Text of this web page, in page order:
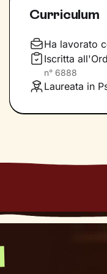
aiutandoti a far
definiscono ma
Questo ti
individuare
Curriculum
Ha lavorato
Iscritta
n° 6888
Laureata in